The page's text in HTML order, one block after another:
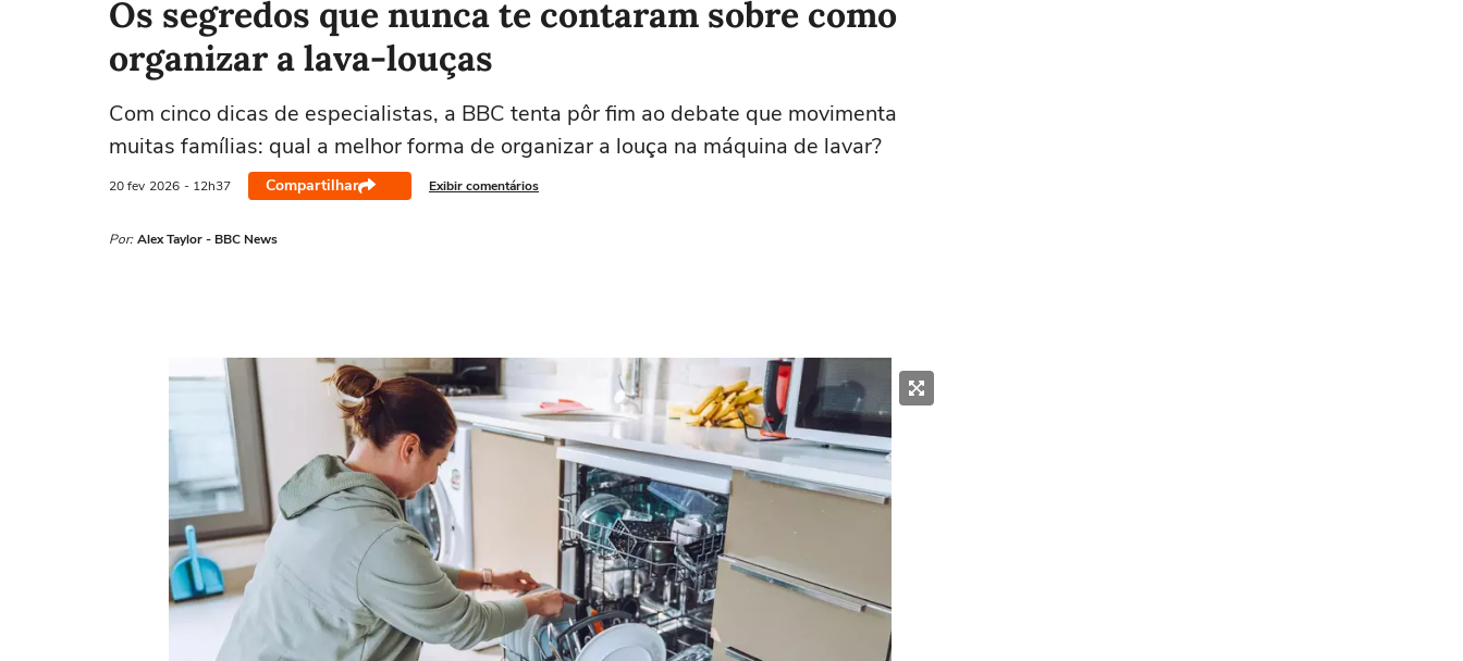
Os segredos que nunca te contaram sobre como
organizar a lava-louças
Com cinco dicas de especialistas, a BBC tenta pôr fim ao debate que movimenta
muitas famílias: qual a melhor forma de organizar a louça na máquina de lavar?
20 fev 2026 - 12h37 Compartilhar Exibir comentários
Por: Alex Taylor - BBC News